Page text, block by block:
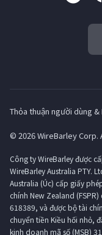
Thỏa thuận người dùng
© 2026 WireBarley Corp.
Công ty WireBarley được
WireBarley Australia PTY.
Australia (Úc) cấp giấy
chính New Zealand
618389, và được bộ tài
chuyển tiền Kiều hối nhỏ,
kinh doanh mã số (MSB)